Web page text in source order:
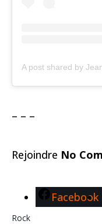
– – –
Rejoindre No
Facebook
Rock